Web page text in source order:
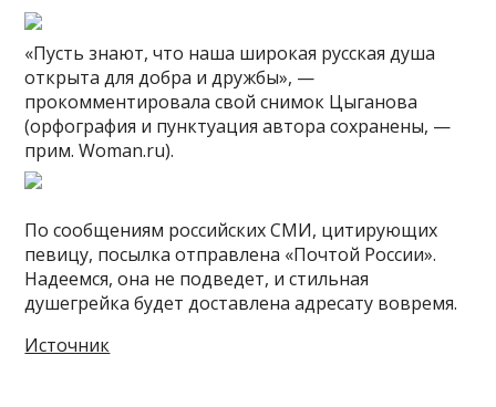
«Пусть знают, что наша широкая русская душа
открыта для добра и дружбы», —
прокомментировала свой снимок Цыганова
(орфография и пунктуация автора сохранены, —
прим. Woman.ru).
По сообщениям российских СМИ, цитирующих
певицу, посылка отправлена «Почтой России».
Надеемся, она не подведет, и стильная
душегрейка будет доставлена адресату вовремя.
Источник